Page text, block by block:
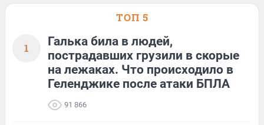
ТОП 5
1
Галька била в людей,
пострадавших грузили в скорые
на лежаках. Что происходило в
Геленджике после атаки БПЛА
91 866